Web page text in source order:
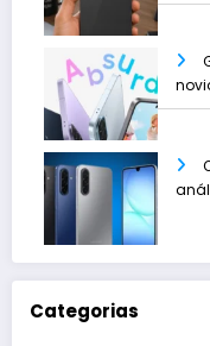
Categorias